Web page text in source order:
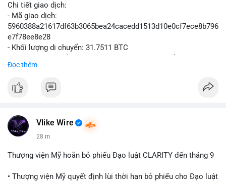
Chi tiết giao dịch:
- Mã giao dịch:
5960388a21617df63b3065bea24cacedd1513d10e0cf7ece8b796
e7f78ee8e28
- Khối lượng di chuyển: 31.7511 BTC
USD)
Đọc thêm
Vlike Wire
28 m
Thượng viện Mỹ hoãn bỏ phiếu Đạo luật CLARITY đến tháng 9
• Thượng viện Mỹ quyết định lùi thời hạn bỏ phiếu cho Đạo luật